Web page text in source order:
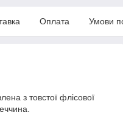
Оплата Умови
​​з товстої флісової